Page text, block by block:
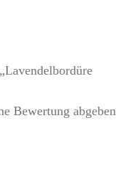
Bewertung abgeben